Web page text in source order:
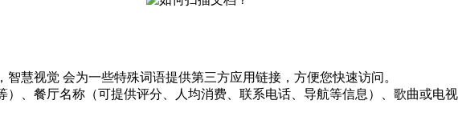
慧视觉 会为一些特殊词语提供第三方应用链接，方便您快速访问。
）、餐厅名称（可提供评分、人均消费、联系电话、导航等信息）、歌曲或电